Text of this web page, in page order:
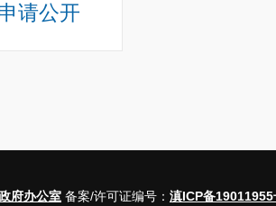
请公开
府办公室 备案/许可证编号： 滇ICP备